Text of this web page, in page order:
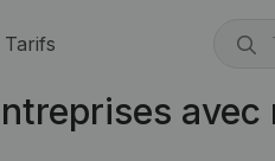
Tarifs